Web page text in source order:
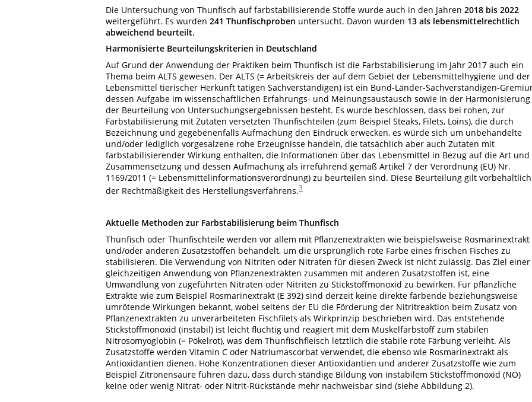
Die Untersuchung von Thunfisch auf farbstabilisierende Stoffe wurde auch in den Jahren 2018 bis 2022
weitergeführt. Es wurden 241 Thunfischproben untersucht. Davon wurden 13 als lebensmittelrechtlich
abweichend beurteilt.
Harmonisierte Beurteilungskriterien in Deutschland
Auf Grund der Anwendung der Praktiken beim Thunfisch ist die Farbstabilisierung im Jahr 2017 auch ein
Thema beim ALTS gewesen. Der ALTS (= Arbeitskreis der auf dem Gebiet der Lebensmittelhygiene und der
Lebensmittel tierischer Herkunft tätigen Sachverständigen) ist ein Bund-Länder-Sachverständigen-
dessen Aufgabe im wissenschaftlichen Erfahrungs- und Meinungsaustausch sowie in der Harmonisierung
der Beurteilung von Untersuchungsergebnissen besteht. Es wurde beschlossen, dass bei rohen, zur
Farbstabilisierung mit Zutaten versetzten Thunfischteilen (zum Beispiel Steaks, Filets, Loins), die durch
Bezeichnung und gegebenenfalls Aufmachung den Eindruck erwecken, es würde sich um unbehandelte
und/oder lediglich vorgesalzene rohe Erzeugnisse handeln, die tatsächlich aber auch Zutaten mit
farbstabilisierender Wirkung enthalten, die Informationen über das Lebensmittel in Bezug auf die Art und
Zusammensetzung und dessen Aufmachung als irreführend gemäß Artikel 7 der Verordnung (EU) Nr.
1169/2011 (= Lebensmittelinformationsverordnung) zu beurteilen sind. Diese Beurteilung gilt vorbehaltlich
der Rechtmäßigkeit des Herstellungsverfahrens.3
Aktuelle Methoden zur Farbstabilisierung beim Thunfisch
Thunfisch oder Thunfischteile werden vor allem mit Pflanzenextrakten wie beispielsweise Rosmarinextrakt
und/oder anderen Zusatzstoffen behandelt, um die ursprünglich rote Farbe eines frischen Fisches zu
stabilisieren. Die Verwendung von Nitriten oder Nitraten für diesen Zweck ist nicht zulässig. Das Ziel einer
gleichzeitigen Anwendung von Pflanzenextrakten zusammen mit anderen Zusatzstoffen ist, eine
Umwandlung von zugeführten Nitraten oder Nitriten zu Stickstoffmonoxid zu bewirken. Für pflanzliche
Extrakte wie zum Beispiel Rosmarinextrakt (E 392) sind derzeit keine direkte färbende beziehungsweise
umrötende Wirkungen bekannt, wobei seitens der EU die Förderung der Nitritreaktion beim Zusatz von
Pflanzenextrakten zu unverarbeiteten Fischfilets als Wirkprinzip beschrieben wird. Das entstehende
Stickstoffmonoxid (instabil) ist leicht flüchtig und reagiert mit dem Muskelfarbstoff zum stabilen
Nitrosomyoglobin (= Pökelrot), was dem Thunfischfleisch letztlich die stabile rote Färbung verleiht. Als
Zusatzstoffe werden Vitamin C oder Natriumascorbat verwendet, die ebenso wie Rosmarinextrakt als
Antioxidantien dienen. Hohe Konzentrationen dieser Antioxidantien und anderer Zusatzstoffe wie zum
Beispiel Zitronensäure führen dazu, dass durch ständige Bildung von instabilem Stickstoffmonoxid (NO)
keine oder wenig Nitrat- oder Nitrit-Rückstände mehr nachweisbar sind (siehe Abbildung 2).